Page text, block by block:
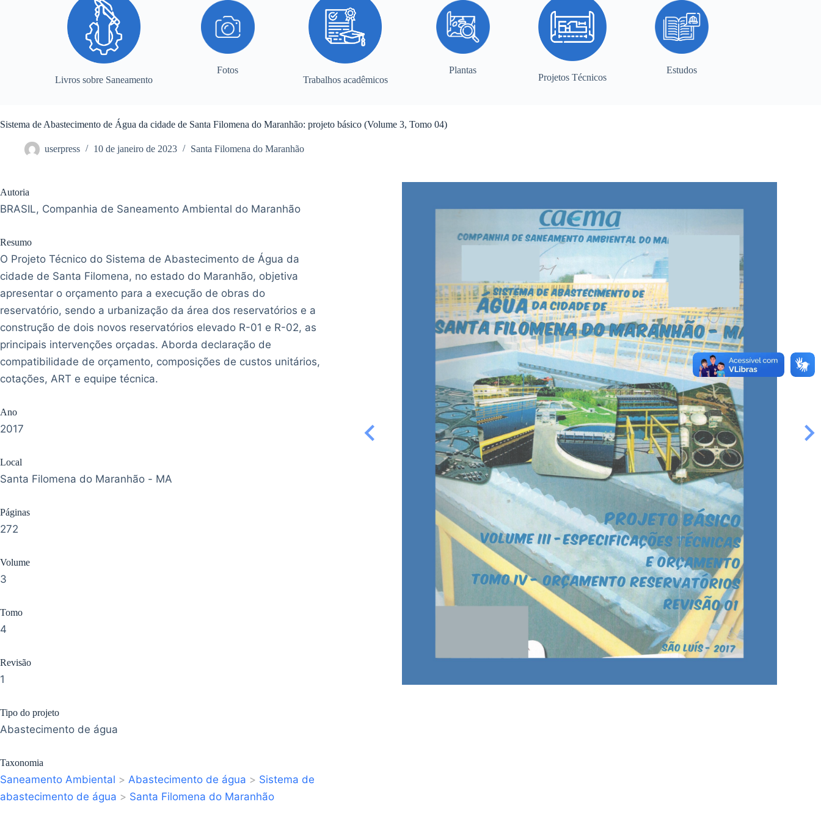
Livros sobre Saneamento
Fotos
Trabalhos acadêmicos
Plantas
Projetos Técnicos
Estudos
Sistema de Abastecimento de Água da cidade de Santa Filomena do Maranhão: projeto básico (Volume 3, Tomo 04)
userpress 10 de janeiro de 2023 Santa Filomena do Maranhão
Autoria
BRASIL, Companhia de Saneamento Ambiental do Maranhão
Resumo
O Projeto Técnico do Sistema de Abastecimento de Água da
cidade de Santa Filomena, no estado do Maranhão, objetiva
apresentar o orçamento para a execução de obras do
reservatório, sendo a urbanização da área dos reservatórios e a
construção de dois novos reservatórios elevado R-01 e R-02, as
principais intervenções orçadas. Aborda declaração de
compatibilidade de orçamento, composições de custos unitários,
cotações, ART e equipe técnica.
Ano
2017
Local
Santa Filomena do Maranhão - MA
Páginas
272
Volume
3
Tomo
4
Revisão
1
Tipo do projeto
Abastecimento de água
Taxonomia
Saneamento Ambiental > Abastecimento de água > Sistema de
abastecimento de água > Santa Filomena do Maranhão